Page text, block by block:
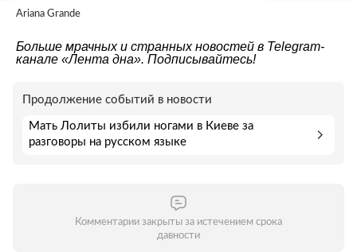
Ariana Grande
Больше мрачных и странных новостей в Telegram-
канале «Лента дна». Подписывайтесь!
Продолжение событий в новости
Мать Лолиты избили ногами в Киеве за
разговоры на русском языке
Комментарии закрыты за истечением срока
давности